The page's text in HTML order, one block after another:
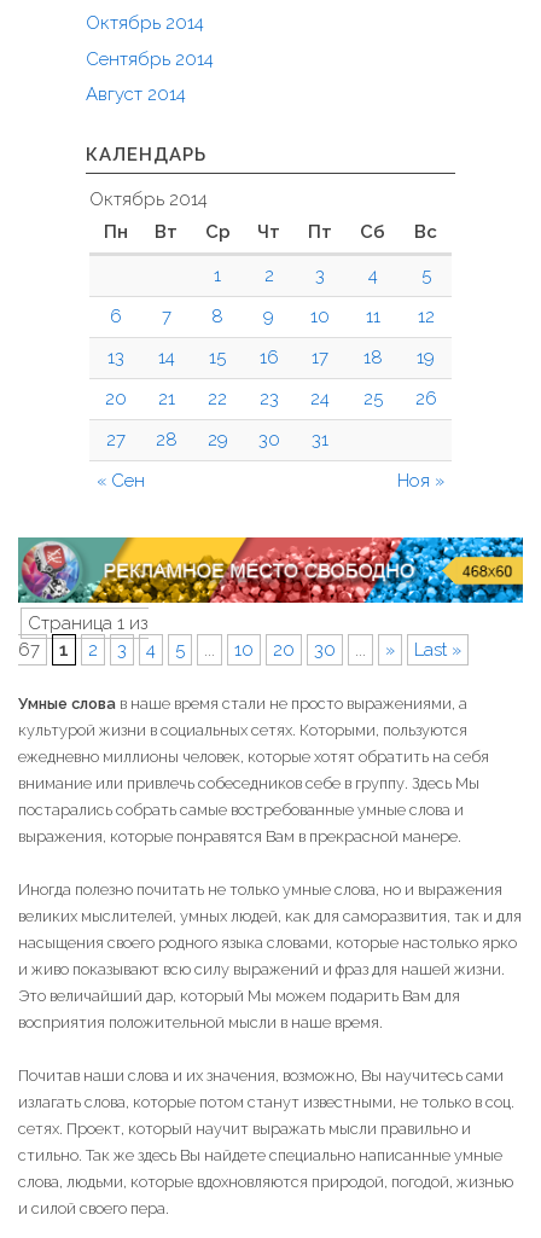
Октябрь 2014
Сентябрь 2014
Август 2014
КАЛЕНДАРЬ
Октябрь 2014
Пн
Вт Ср Чт Пт Сб Вс
« Сен Ноя »
1 2 3 4
5
6
7 8 9 10 11
12
13
14 15 16 17 18
19
20
21 22 23 24 25
26
27
28 29 30 31
Страница 1 из
67
1 2 3 4 5 ... 10 20 30 ... » Last »
Умные слова в наше время стали не просто выражениями, а
культурой жизни в социальных сетях. Которыми, пользуются
ежедневно миллионы человек, которые хотят обратить на себя
внимание или привлечь собеседников себе в группу. Здесь Мы
постарались собрать самые востребованные умные слова и
выражения, которые понравятся Вам в прекрасной манере.
Иногда полезно почитать не только умные слова, но и выражения
великих мыслителей, умных людей, как для саморазвития, так и для
насыщения своего родного языка словами, которые настолько ярко
и живо показывают всю силу выражений и фраз для нашей жизни.
Это величайший дар, который Мы можем подарить Вам для
восприятия положительной мысли в наше время.
Почитав наши слова и их значения, возможно, Вы научитесь сами
излагать слова, которые потом станут известными, не только в соц.
сетях. Проект, который научит выражать мысли правильно и
стильно. Так же здесь Вы найдете специально написанные умные
слова, людьми, которые вдохновляются природой, погодой, жизнью
и силой своего пера.